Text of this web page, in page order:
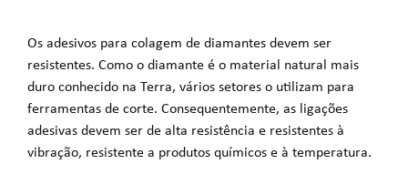
Os adesivos para colagem de diamantes devem ser
resistentes. Como o diamante é o material natural mais
duro conhecido na Terra, vários setores o utilizam para
ferramentas de corte. Consequentemente, as ligações
adesivas devem ser de alta resistência e resistentes à
vibração, resistente a produtos químicos e à temperatura.